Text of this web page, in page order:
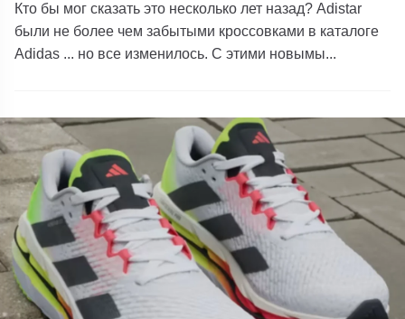
Кто бы мог сказать это несколько лет назад? Adistar
были не более чем забытыми кроссовками в каталоге
Adidas ... но все изменилось. С этими новымы...